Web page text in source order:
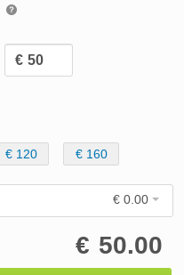
€ 120 € 160
€ 0.00
50.00
€